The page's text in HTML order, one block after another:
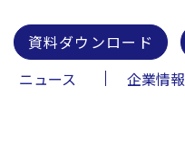
ニュース 企業情報
資料ダウンロード